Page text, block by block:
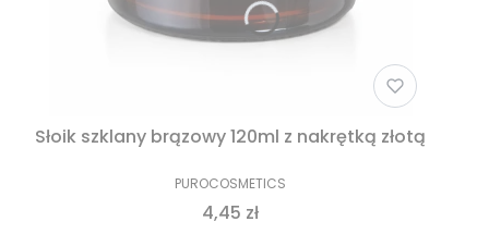
Słoik szklany brązowy 120ml z nakrętką złotą
PUROCOSMETICS
4,45 zł